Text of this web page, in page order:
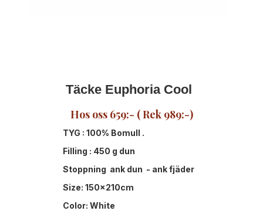
Täcke Euphoria Cool
Hos oss 659:- ( Rek 989:-)
TYG : 100% Bomull .
Filling : 450 g dun
Stoppning ank dun - ank fjäder
Size: 150x210cm
Color: White